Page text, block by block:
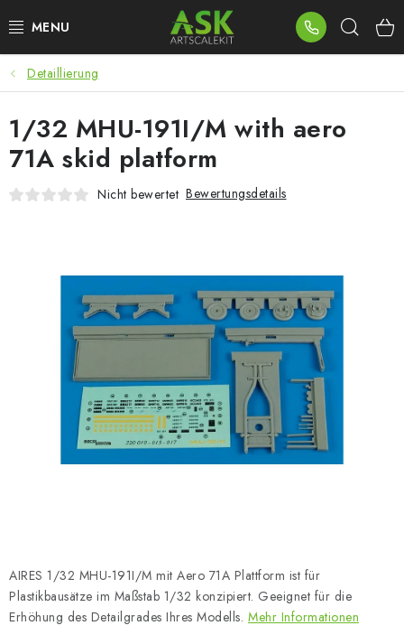
Inhalt
BLOG
SUMMER DAYS
WARHAMMER
PLASTIKMODELLE
ZUBEHÖR
FARBEN & WERKZEUGE
PUBLIKATIONEN
VERKAUFTE MARKEN
Detaillierung
AIRES 1/32 MHU-191I/M mit Aero 71A Plattform ist für
Plastikbausätze im Maßstab 1/32 konzipiert. Geeignet für die
Erhöhung des Detailgrades Ihres Modells. Mehr Informationen
1/32 MHU-191I/M with aero
71A skid platform
Nicht bewertet Bewertungsdetails